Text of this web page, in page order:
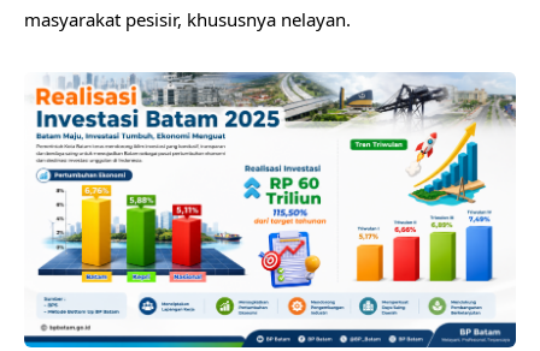
masyarakat pesisir, khususnya nelayan.